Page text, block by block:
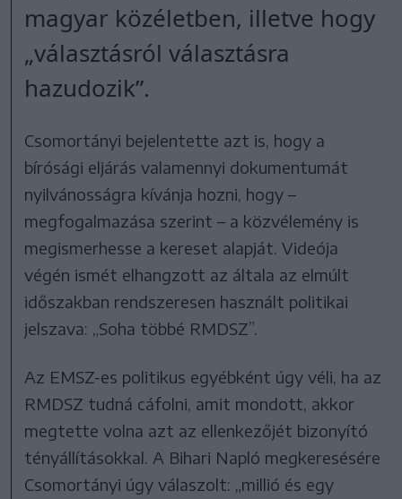
magyar közéletben, illetve hogy
„választásról választásra
hazudozik”.
Csomortányi bejelentette azt is, hogy a
bírósági eljárás valamennyi dokumentumát
nyilvánosságra kívánja hozni, hogy –
megfogalmazása szerint – a közvélemény is
megismerhesse a kereset alapját. Videója
végén ismét elhangzott az általa az elmúlt
időszakban rendszeresen használt politikai
jelszava: „Soha többé RMDSZ”.
Az EMSZ-es politikus egyébként úgy véli, ha az
RMDSZ tudná cáfolni, amit mondott, akkor
megtette volna azt az ellenkezőjét bizonyító
tényállításokkal. A Bihari Napló megkeresésére
Csomortányi úgy válaszolt: „millió és egy